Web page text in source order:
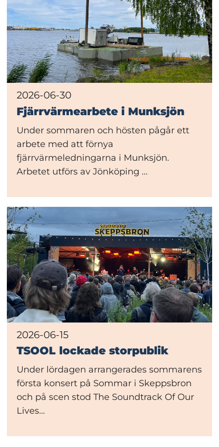
2026-06-30
Fjärrvärmearbete i Munksjön
Under sommaren och hösten pågår ett
arbete med att förnya
fjärrvärmeledningarna i Munksjön.
Arbetet utförs av Jönköping ...
2026-06-15
TSOOL lockade storpublik
Under lördagen arrangerades sommarens
första konsert på Sommar i Skeppsbron
och på scen stod The Soundtrack Of Our
Lives...